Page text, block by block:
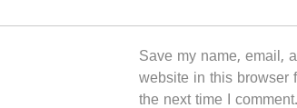
Save my name, email,
website in this browser
the next time I comment.